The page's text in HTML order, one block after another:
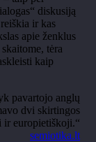
diskusiją
ir kas
apie ženklus
tėra
kaip
pavartojo anglų
dvi skirtingos
ir europietiškoji.“
semiotika.lt